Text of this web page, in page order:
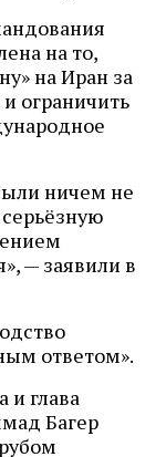
на то,
на Иран за
ограничить
ничем не
— заявили в
ответом».
и глава
Багер